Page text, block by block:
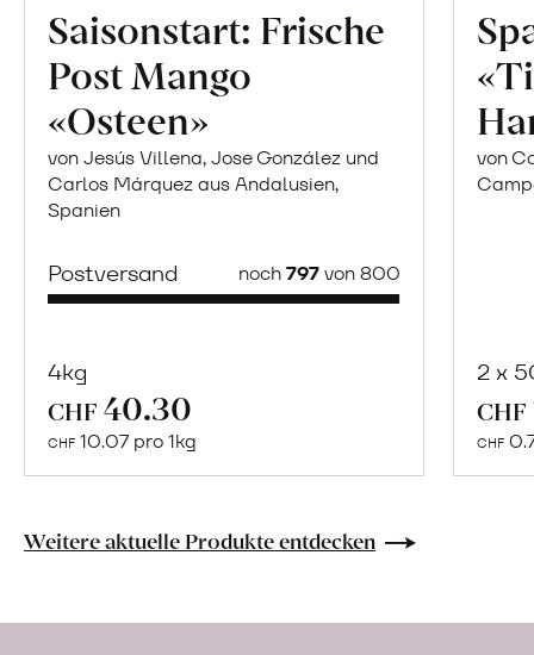
Saisonstart: Frische
Post Mango
«Osteen»
von Jesús Villena, Jose González und
Carlos Márquez aus Andalusien,
Spanien
Postversand noch797von 800
4kg
CHF 40.30
CHF 10.07 pro 1kg
Paco
erfahren
von
2 x
CHF
CHF
Weitere aktuelle Produkte entdecken